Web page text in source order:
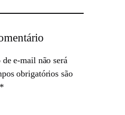
de e-mail não será
obrigatórios são
*